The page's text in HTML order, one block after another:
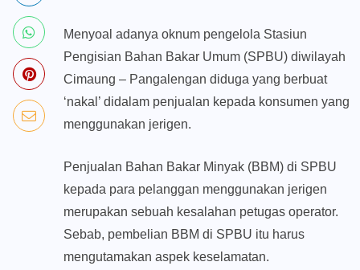
Menyoal adanya oknum pengelola Stasiun
Pengisian Bahan Bakar Umum (SPBU) diwilayah
Cimaung – Pangalengan diduga yang berbuat
‘nakal’ didalam penjualan kepada konsumen yang
menggunakan jerigen.
Penjualan Bahan Bakar Minyak (BBM) di SPBU
kepada para pelanggan menggunakan jerigen
merupakan sebuah kesalahan petugas operator.
Sebab, pembelian BBM di SPBU itu harus
mengutamakan aspek keselamatan.